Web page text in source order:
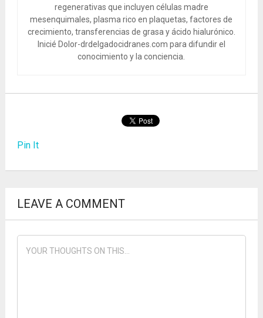
regenerativas que incluyen células madre
mesenquimales, plasma rico en plaquetas, factores de
crecimiento, transferencias de grasa y ácido hialurónico.
Inicié Dolor-drdelgadocidranes.com para difundir el
conocimiento y la conciencia.
Pin It
LEAVE A COMMENT